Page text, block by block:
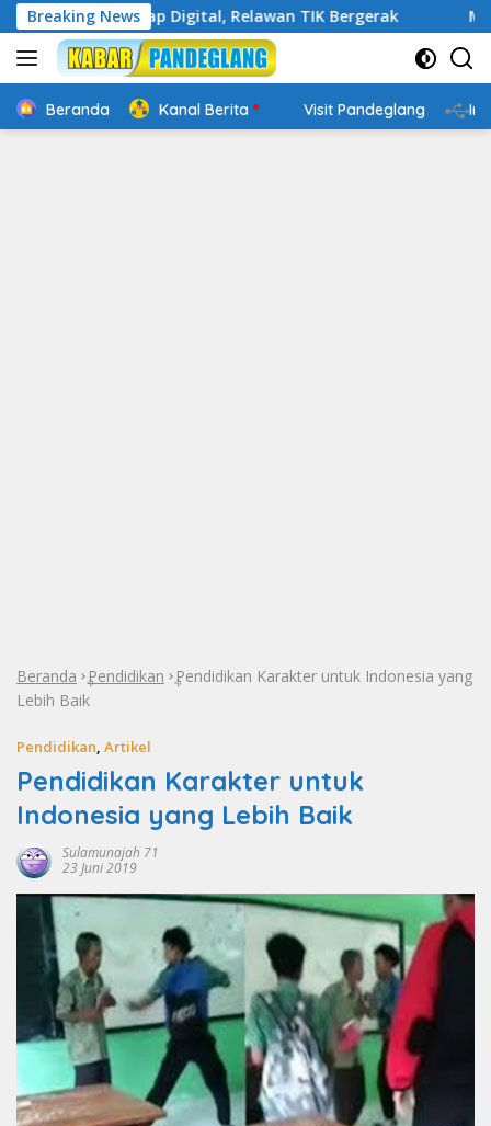
Langsung
ke
konten
Breaking News
Cakap Digital, Relawan TIK Bergerak Mengenal
Beranda Kanal Berita Visit Pandeglang
Beranda »Pendidikan »Pendidikan Karakter untuk Indonesia yang
Lebih Baik
Pendidikan, Artikel
Pendidikan Karakter untuk
Indonesia yang Lebih Baik
Sulamunajah 71
23 Juni 2019